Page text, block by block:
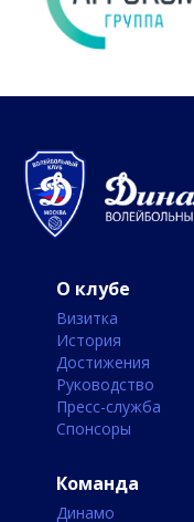
О клубе
Визитка
История
Достижения
Руководство
Пресс-служба
Спонсоры
Команда
Динамо